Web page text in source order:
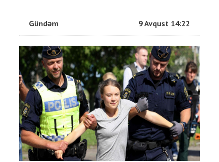
Gündəm 9 Avqust 14:22